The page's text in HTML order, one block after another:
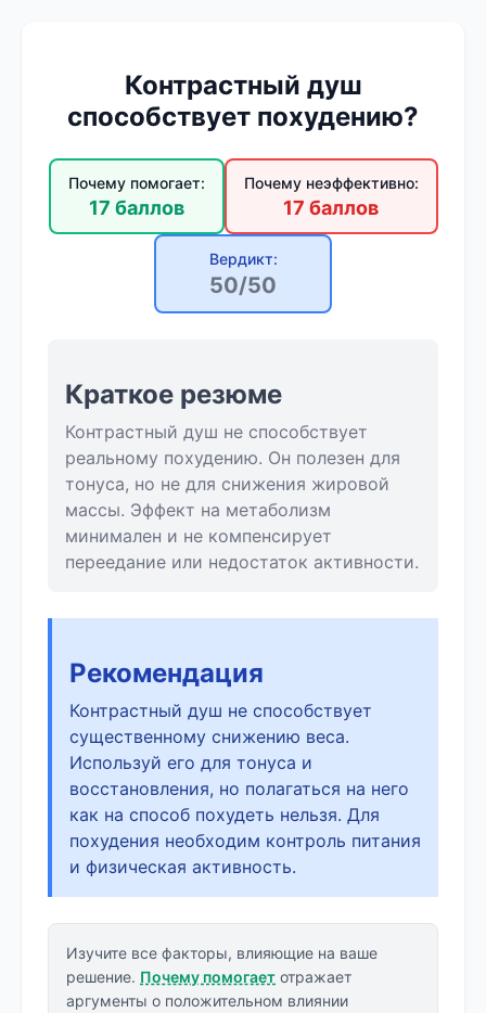
Контрастный душ
способствует похудению?
Почему помогает:
17 баллов
Почему неэффективно:
17 баллов
Вердикт:
50/50
Краткое резюме
Контрастный душ не способствует
реальному похудению. Он полезен для
тонуса, но не для снижения жировой
массы. Эффект на метаболизм
минимален и не компенсирует
переедание или недостаток активности.
Рекомендация
Контрастный душ не способствует
существенному снижению веса.
Используй его для тонуса и
восстановления, но полагаться на него
как на способ похудеть нельзя. Для
похудения необходим контроль питания
и физическая активность.
Изучите все факторы, влияющие на ваше
решение. Почему помогает отражает
аргументы о положительном влиянии